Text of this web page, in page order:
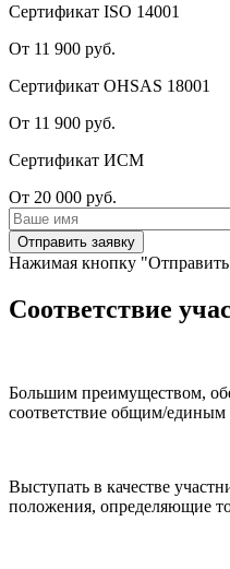
Сертификат ISO 14001
От 11 900 руб.
Сертификат OHSAS 18001
От 11 900 руб.
Сертификат ИСМ
От 20 000 руб.
Нажимая кнопку
Соответствие
Большим преимуществом,
соответствие общим/
Выступать в качестве
положения, определяющие